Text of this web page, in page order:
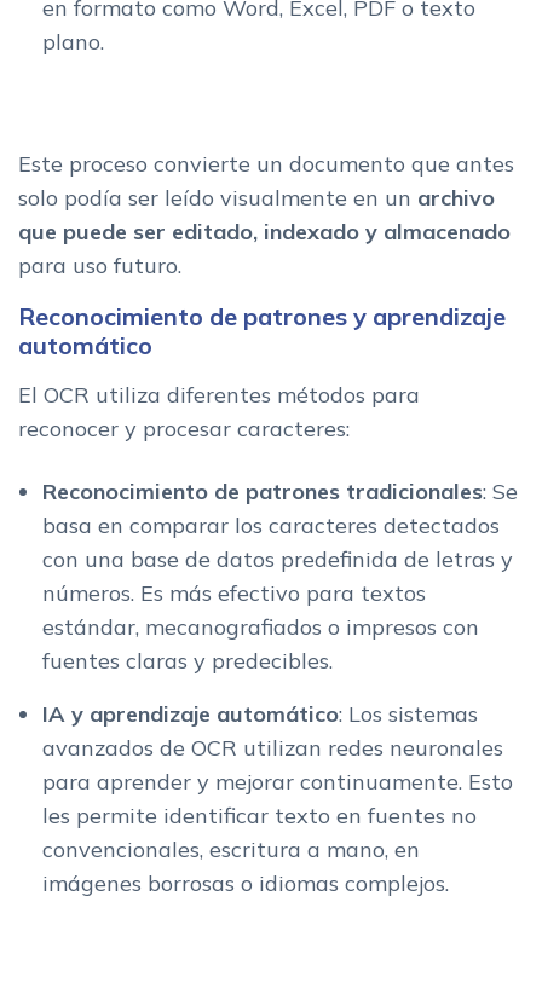
en formato como Word, Excel, PDF o texto
plano.
Este proceso convierte un documento que antes
solo podía ser leído visualmente en un archivo
que puede ser editado, indexado y almacenado
para uso futuro.
Reconocimiento de patrones y aprendizaje
automático
El OCR utiliza diferentes métodos para
reconocer y procesar caracteres:
Reconocimiento de patrones tradicionales: Se
basa en comparar los caracteres detectados
con una base de datos predefinida de letras y
números. Es más efectivo para textos
estándar, mecanografiados o impresos con
fuentes claras y predecibles.
IA y aprendizaje automático: Los sistemas
avanzados de OCR utilizan redes neuronales
para aprender y mejorar continuamente. Esto
les permite identificar texto en fuentes no
convencionales, escritura a mano, en
imágenes borrosas o idiomas complejos.